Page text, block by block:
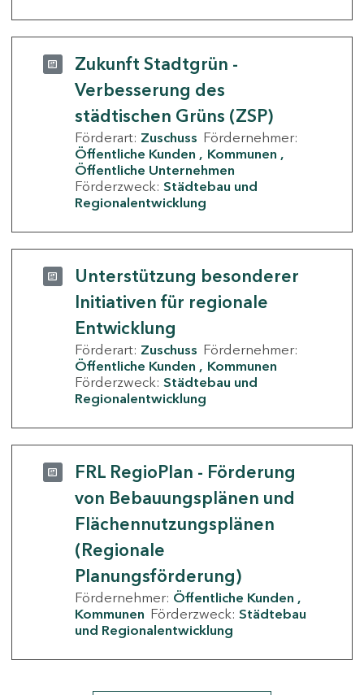
Zukunft Stadtgrün -
Verbesserung des
städtischen Grüns (ZSP)
Förderart: Zuschuss Fördernehmer:
Öffentliche Kunden
Kommunen
Öffentliche Unternehmen
Förderzweck: Städtebau und
Regionalentwicklung
Unterstützung besonderer
Initiativen für regionale
Entwicklung
Förderart: Zuschuss Fördernehmer:
Öffentliche Kunden
Kommunen
Förderzweck: Städtebau und
Regionalentwicklung
FRL RegioPlan - Förderung
von Bebauungsplänen und
Flächennutzungsplänen
(Regionale
Planungsförderung)
Fördernehmer: Öffentliche Kunden
Kommunen Förderzweck: Städtebau
und Regionalentwicklung